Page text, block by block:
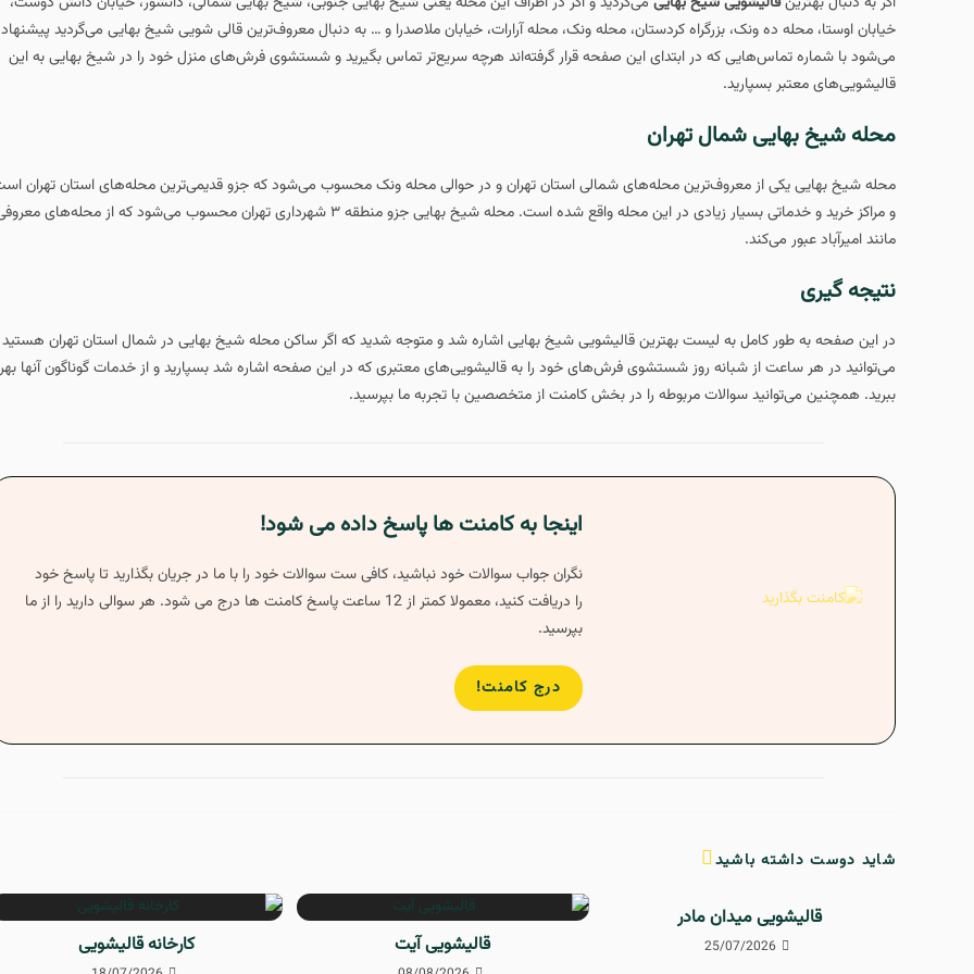
خیابان اوستا، محله ده ونک، بزرگراه کردستان، محله ونک، محله آرارات، خیابان ملاصدرا و … به دنبال معروف‌ترین قالی شویی شیخ بهایی می‌گردید پیشنهاد
می‌شود با شماره تماس‌هایی که در ابتدای این صفحه قرار گرفته‌اند هرچه سریع‌تر تماس بگیرید و شستشوی فرش‌های منزل خود را در شیخ بهایی به این
قالیشویی‌های معتبر بسپارید.
محله شیخ بهایی شمال تهران
محله شیخ بهایی یکی از معروف‌ترین محله‌های شمالی استان تهران و در حوالی محله ونک محسوب می‌شود که جزو قدیمی‌ترین محله‌های استان تهران
و مراکز خرید و خدماتی بسیار زیادی در این محله واقع شده است. محله شیخ بهایی جزو منطقه ۳ شهرداری تهران محسوب می‌شود که از محله‌های
مانند امیرآباد عبور می‌کند.
نتیجه گیری
در این صفحه به طور کامل به لیست بهترین قالیشویی شیخ بهایی اشاره شد و متوجه شدید که اگر ساکن محله شیخ بهایی در شمال استان تهران هستید
می‌توانید در هر ساعت از شبانه روز شستشوی فرش‌های خود را به قالیشویی‌های معتبری که در این صفحه اشاره شد بسپارید و از خدمات گوناگون آنها
ببرید. همچنین می‌توانید سوالات مربوطه را در بخش کامنت از متخصصین با تجربه ما بپرسید.
اینجا به کامنت ها پاسخ داده می شود!
نگران جواب سوالات خود نباشید، کافی ست سوالات خود را با ما در جریان بگذارید تا پاسخ خود
را دریافت کنید، معمولا کمتر از 12 ساعت پاسخ کامنت ها درج می شود. هر سوالی دارید را از ما
بپرسید.
درج کامنت!
شاید دوست داشته باشید
کارخانه قالیشویی قالیشویی آیت
قالیشویی میدان مادر
25/07/2026